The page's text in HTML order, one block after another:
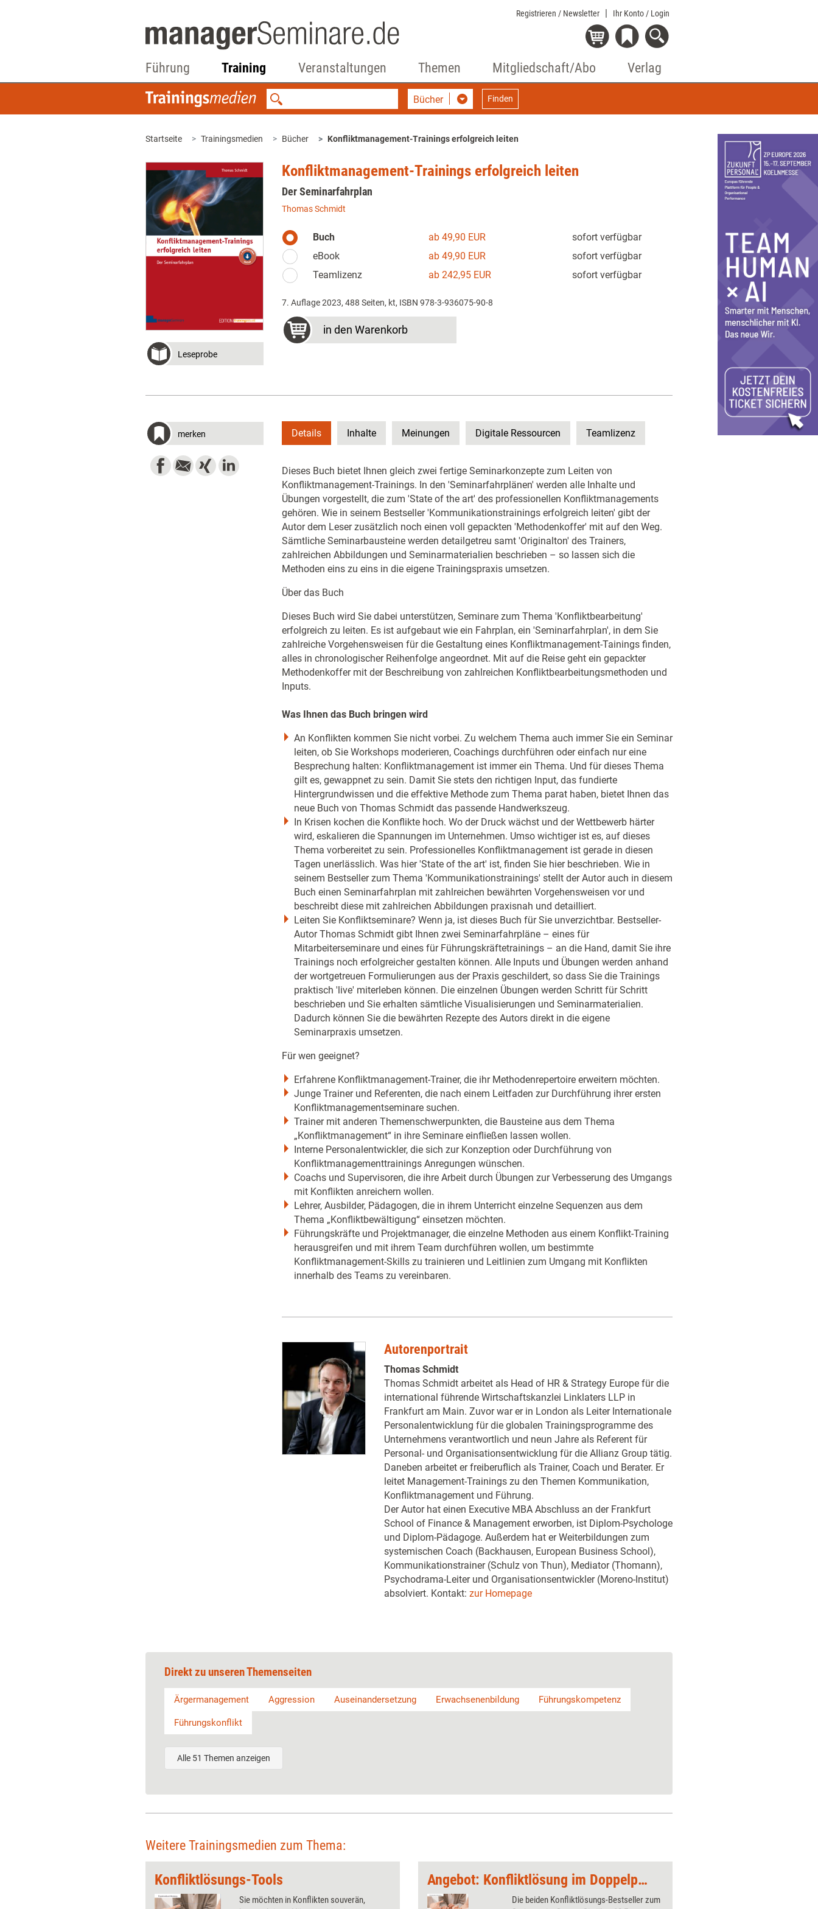
Registrieren / Newsletter Ihr Konto / Login
Führung Training Veranstaltungen Themen Mitgliedschaft/Abo Verlag
Bücher Finden
Startseite Trainingsmedien Bücher Konfliktmanagement-Trainings erfolgreich leiten
Leseprobe
Konfliktmanagement-Trainings erfolgreich leiten
Der Seminarfahrplan
Thomas Schmidt
Buch ab 49,90 EUR
sofort verfügbar
eBook
ab 49,90 EUR
sofort verfügbar
Teamlizenz
ab 242,95 EUR sofort verfügbar
7. Auflage 2023, 488 Seiten, kt, ISBN 978-3-936075-90-8
in den Warenkorb
Details Inhalte Meinungen Digitale Ressourcen Teamlizenz
Dieses Buch bietet Ihnen gleich zwei fertige Seminarkonzepte zum Leiten von
Konfliktmanagement-Trainings. In den 'Seminarfahrplänen' werden alle Inhalte und
Übungen vorgestellt, die zum 'State of the art' des professionellen Konfliktmanagements
gehören. Wie in seinem Bestseller 'Kommunikationstrainings erfolgreich leiten' gibt der
Autor dem Leser zusätzlich noch einen voll gepackten 'Methodenkoffer' mit auf den Weg.
Sämtliche Seminarbausteine werden detailgetreu samt 'Originalton' des Trainers,
zahlreichen Abbildungen und Seminarmaterialien beschrieben – so lassen sich die
Methoden eins zu eins in die eigene Trainingspraxis umsetzen.
Über das Buch
Dieses Buch wird Sie dabei unterstützen, Seminare zum Thema 'Konfliktbearbeitung'
erfolgreich zu leiten. Es ist aufgebaut wie ein Fahrplan, ein 'Seminarfahrplan', in dem Sie
zahlreiche Vorgehensweisen für die Gestaltung eines Konfliktmanagement-Tainings finden,
alles in chronologischer Reihenfolge angeordnet. Mit auf die Reise geht ein gepackter
Methodenkoffer mit der Beschreibung von zahlreichen Konfliktbearbeitungsmethoden und
Inputs.
Was Ihnen das Buch bringen wird
An Konflikten kommen Sie nicht vorbei. Zu welchem Thema auch immer Sie ein Seminar
leiten, ob Sie Workshops moderieren, Coachings durchführen oder einfach nur eine
Besprechung halten: Konfliktmanagement ist immer ein Thema. Und für dieses Thema
gilt es, gewappnet zu sein. Damit Sie stets den richtigen Input, das fundierte
Hintergrundwissen und die effektive Methode zum Thema parat haben, bietet Ihnen das
neue Buch von Thomas Schmidt das passende Handwerkszeug.
In Krisen kochen die Konflikte hoch. Wo der Druck wächst und der Wettbewerb härter
wird, eskalieren die Spannungen im Unternehmen. Umso wichtiger ist es, auf dieses
Thema vorbereitet zu sein. Professionelles Konfliktmanagement ist gerade in diesen
Tagen unerlässlich. Was hier 'State of the art' ist, finden Sie hier beschrieben. Wie in
seinem Bestseller zum Thema 'Kommunikationstrainings' stellt der Autor auch in diesem
Buch einen Seminarfahrplan mit zahlreichen bewährten Vorgehensweisen vor und
beschreibt diese mit zahlreichen Abbildungen praxisnah und detailliert.
Leiten Sie Konfliktseminare? Wenn ja, ist dieses Buch für Sie unverzichtbar. Bestseller-
Autor Thomas Schmidt gibt Ihnen zwei Seminarfahrpläne – eines für
Mitarbeiterseminare und eines für Führungskräftetrainings – an die Hand, damit Sie ihre
Trainings noch erfolgreicher gestalten können. Alle Inputs und Übungen werden anhand
der wortgetreuen Formulierungen aus der Praxis geschildert, so dass Sie die Trainings
praktisch 'live' miterleben können. Die einzelnen Übungen werden Schritt für Schritt
beschrieben und Sie erhalten sämtliche Visualisierungen und Seminarmaterialien.
Dadurch können Sie die bewährten Rezepte des Autors direkt in die eigene
Seminarpraxis umsetzen.
Für wen geeignet?
Erfahrene Konfliktmanagement-Trainer, die ihr Methodenrepertoire erweitern möchten.
Junge Trainer und Referenten, die nach einem Leitfaden zur Durchführung ihrer ersten
Konfliktmanagementseminare suchen.
Trainer mit anderen Themenschwerpunkten, die Bausteine aus dem Thema
„Konfliktmanagement“ in ihre Seminare einfließen lassen wollen.
Interne Personalentwickler, die sich zur Konzeption oder Durchführung von
Konfliktmanagementtrainings Anregungen wünschen.
Coachs und Supervisoren, die ihre Arbeit durch Übungen zur Verbesserung des Umgangs
mit Konflikten anreichern wollen.
Lehrer, Ausbilder, Pädagogen, die in ihrem Unterricht einzelne Sequenzen aus dem
Thema „Konfliktbewältigung“ einsetzen möchten.
Führungskräfte und Projektmanager, die einzelne Methoden aus einem Konflikt-Training
herausgreifen und mit ihrem Team durchführen wollen, um bestimmte
Konfliktmanagement-Skills zu trainieren und Leitlinien zum Umgang mit Konflikten
innerhalb des Teams zu vereinbaren.
Autorenportrait
Thomas Schmidt
Thomas Schmidt arbeitet als Head of HR & Strategy Europe für die
international führende Wirtschaftskanzlei Linklaters LLP in
Frankfurt am Main. Zuvor war er in London als Leiter Internationale
Personalentwicklung für die globalen Trainingsprogramme des
Unternehmens verantwortlich und neun Jahre als Referent für
Personal- und Organisationsentwicklung für die Allianz Group tätig.
Daneben arbeitet er freiberuflich als Trainer, Coach und Berater. Er
leitet Management-Trainings zu den Themen Kommunikation,
Konfliktmanagement und Führung.
Der Autor hat einen Executive MBA Abschluss an der Frankfurt
School of Finance & Management erworben, ist Diplom-Psychologe
und Diplom-Pädagoge. Außerdem hat er Weiterbildungen zum
systemischen Coach (Backhausen, European Business School),
Kommunikationstrainer (Schulz von Thun), Mediator (Thomann),
Psychodrama-Leiter und Organisationsentwickler (Moreno-Institut)
absolviert. Kontakt: zur Homepage
merken
Direkt zu unseren Themenseiten
Ärgermanagement Aggression Auseinandersetzung Erwachsenenbildung Führungskompetenz
Führungskonflikt
Alle 51 Themen anzeigen
Weitere Trainingsmedien zum Thema:
Konfliktlösungs-Tools
Sie möchten in Konflikten souverän,
Angebot: Konfliktlösung im Doppelpack
Die beiden Konfliktlösungs-Bestseller zum